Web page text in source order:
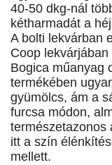
40-50 dkg-nál
kétharmadát a
A bolti lekvárban
Coop
Bogica műanyag
termékében
gyümölcs, ám a
furcsa módon,
természetazonos
itt a szín
mellett.